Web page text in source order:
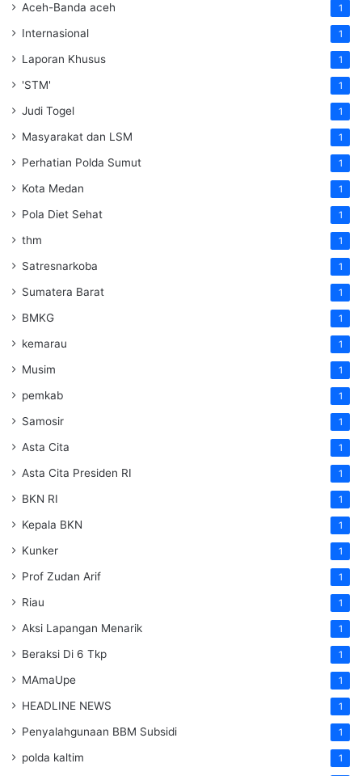
Aceh-Banda aceh 1
Internasional 1
Laporan Khusus 1
'STM' 1
Judi Togel 1
Masyarakat dan LSM 1
Perhatian Polda Sumut 1
Kota Medan 1
Pola Diet Sehat 1
thm 1
Satresnarkoba 1
Sumatera Barat 1
BMKG 1
kemarau 1
Musim 1
pemkab 1
Samosir 1
Asta Cita 1
Asta Cita Presiden RI 1
BKN RI 1
Kepala BKN 1
Kunker 1
Prof Zudan Arif 1
Riau 1
Aksi Lapangan Menarik 1
Beraksi Di 6 Tkp 1
MAmaUpe 1
HEADLINE NEWS 1
Penyalahgunaan BBM Subsidi 1
polda kaltim 1